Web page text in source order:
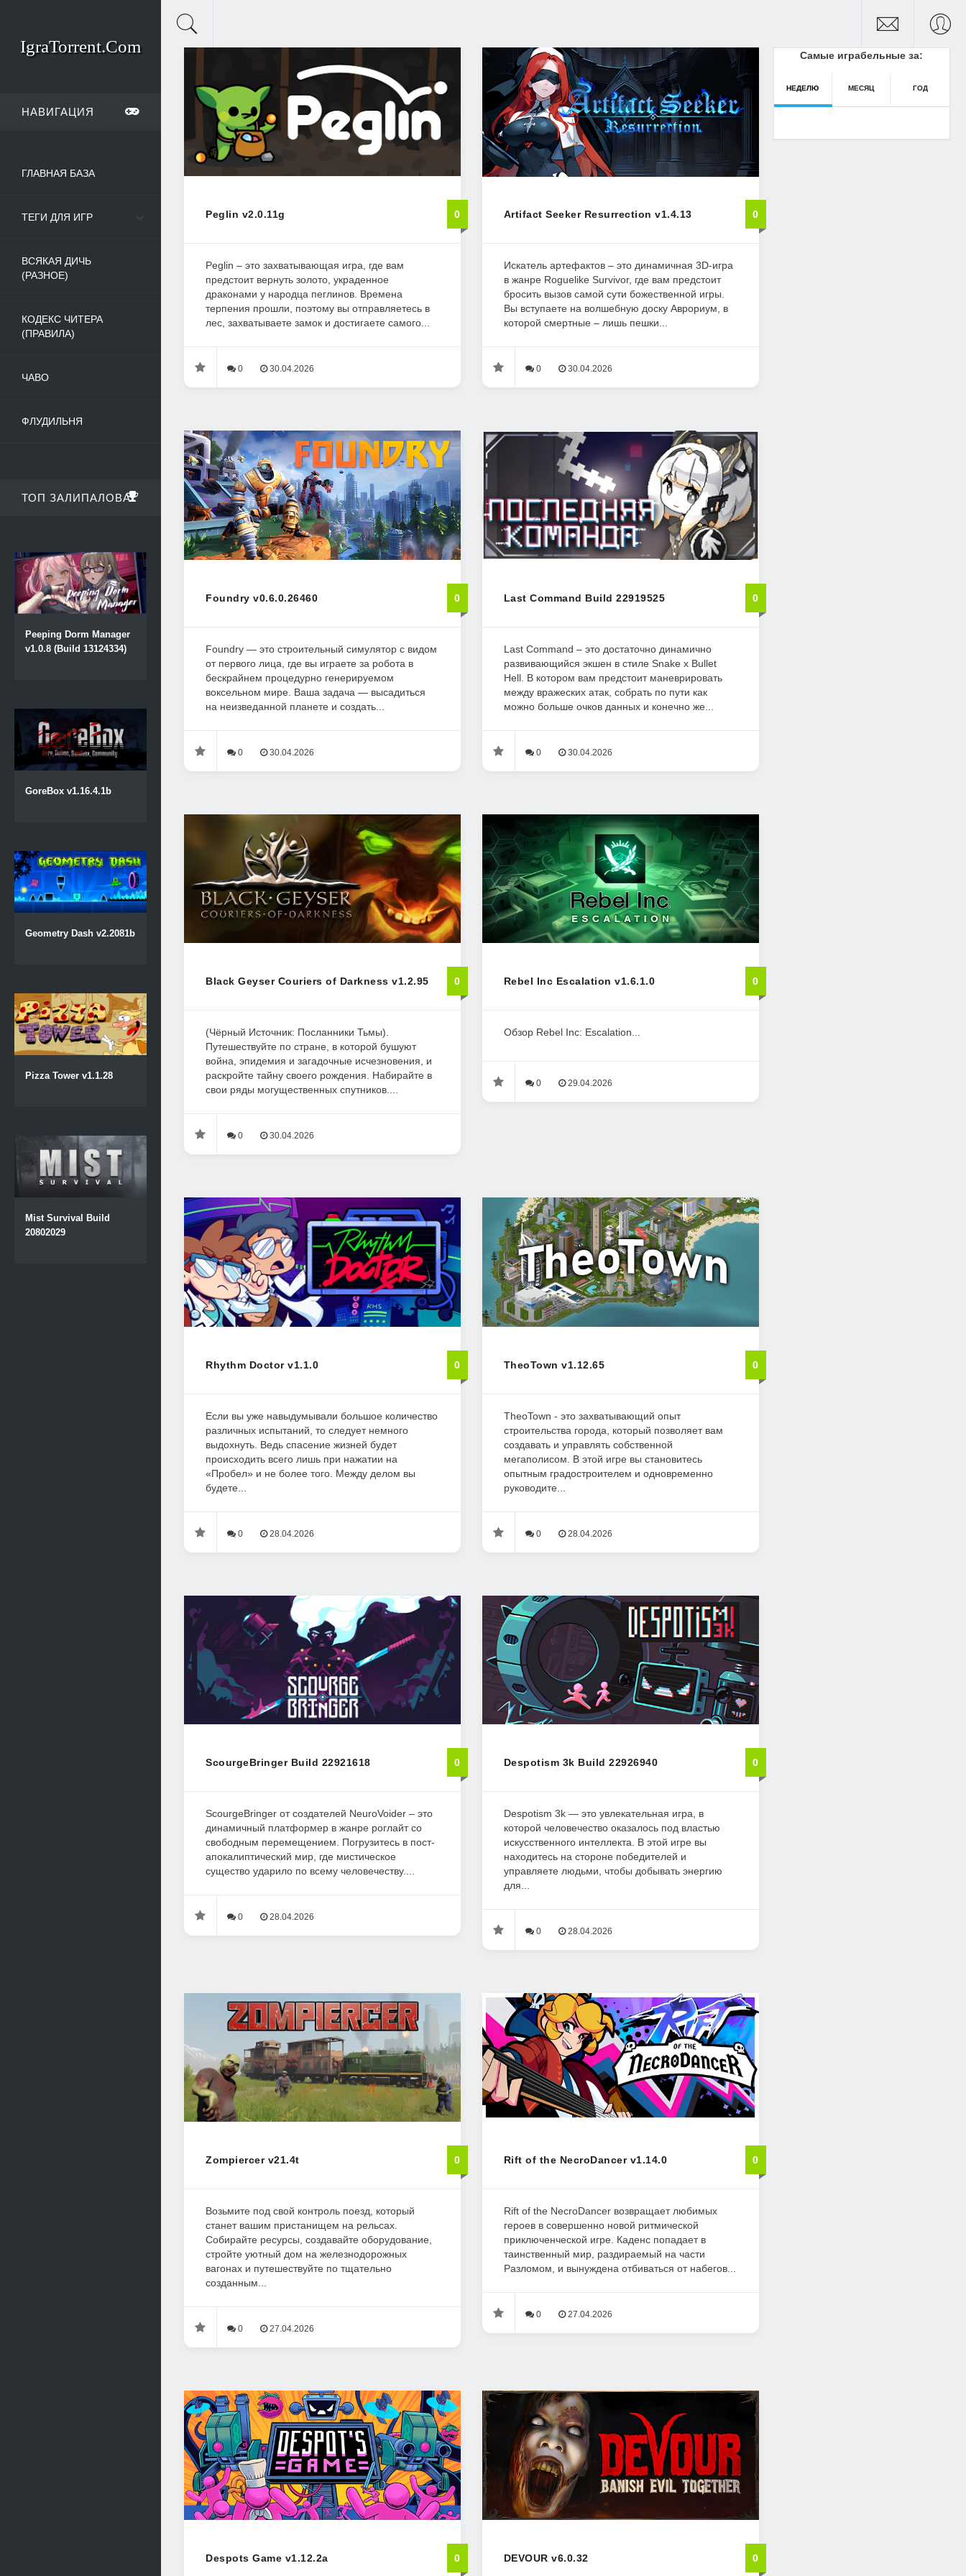
IgraTorrent.Com
НАВИГАЦИЯ
ГЛАВНАЯ БАЗА
ТЕГИ ДЛЯ ИГР
ВСЯКАЯ ДИЧЬ
(РАЗНОЕ)
КОДЕКС ЧИТЕРА
(ПРАВИЛА)
ЧАВО
ФЛУДИЛЬНЯ
ТОП ЗАЛИПАЛОВА
Peeping Dorm Manager
v1.0.8 (Build 13124334)
GoreBox v1.16.4.1b
Geometry Dash v2.2081b
Pizza Tower v1.1.28
Mist Survival Build
20802029
Peglin v2.0.11g 0
Peglin – это захватывающая игра, где вам
предстоит вернуть золото, украденное
драконами у народца пеглинов. Времена
терпения прошли, поэтому вы отправляетесь в
лес, захватываете замок и достигаете самого...
0 30.04.2026
Artifact Seeker Resurrection v1.4.13 0
Искатель артефактов – это динамичная 3D-игра
в жанре Roguelike Survivor, где вам предстоит
бросить вызов самой сути божественной игры.
Вы вступаете на волшебную доску Аврориум, в
которой смертные – лишь пешки...
0 30.04.2026
Foundry v0.6.0.26460 0
Foundry — это строительный симулятор с видом
от первого лица, где вы играете за робота в
бескрайнем процедурно генерируемом
воксельном мире. Ваша задача — высадиться
на неизведанной планете и создать...
0 30.04.2026
Last Command Build 22919525 0
Last Command – это достаточно динамично
развивающийся экшен в стиле Snake x Bullet
Hell. В котором вам предстоит маневрировать
между вражеских атак, собрать по пути как
можно больше очков данных и конечно же...
0 30.04.2026
Black Geyser Couriers of Darkness v1.2.95 0
(Чёрный Источник: Посланники Тьмы).
Путешествуйте по стране, в которой бушуют
война, эпидемия и загадочные исчезновения, и
раскройте тайну своего рождения. Набирайте в
свои ряды могущественных спутников....
0 30.04.2026
Rebel Inc Escalation v1.6.1.0 0
Обзор Rebel Inc: Escalation...
0 29.04.2026
Rhythm Doctor v1.1.0 0
Если вы уже навыдумывали большое количество
различных испытаний, то следует немного
выдохнуть. Ведь спасение жизней будет
происходить всего лишь при нажатии на
«Пробел» и не более того. Между делом вы
будете...
0 28.04.2026
TheoTown v1.12.65 0
TheoTown - это захватывающий опыт
строительства города, который позволяет вам
создавать и управлять собственной
мегаполисом. В этой игре вы становитесь
опытным градостроителем и одновременно
руководите...
0 28.04.2026
ScourgeBringer Build 22921618 0
ScourgeBringer от создателей NeuroVoider – это
динамичный платформер в жанре роглайт со
свободным перемещением. Погрузитесь в пост-
апокалиптический мир, где мистическое
существо ударило по всему человечеству....
0 28.04.2026
Despotism 3k Build 22926940 0
Despotism 3k — это увлекательная игра, в
которой человечество оказалось под властью
искусственного интеллекта. В этой игре вы
находитесь на стороне победителей и
управляете людьми, чтобы добывать энергию
для...
0 28.04.2026
Zompiercer v21.4t 0
Возьмите под свой контроль поезд, который
станет вашим пристанищем на рельсах.
Собирайте ресурсы, создавайте оборудование,
стройте уютный дом на железнодорожных
вагонах и путешествуйте по тщательно
созданным...
0 27.04.2026
Rift of the NecroDancer v1.14.0 0
Rift of the NecroDancer возвращает любимых
героев в совершенно новой ритмической
приключенческой игре. Каденс попадает в
таинственный мир, раздираемый на части
Разломом, и вынуждена отбиваться от набегов...
0 27.04.2026
Despots Game v1.12.2a 0 DEVOUR v6.0.32 0
Самые играбельные за:
НЕДЕЛЮ МЕСЯЦ ГОД